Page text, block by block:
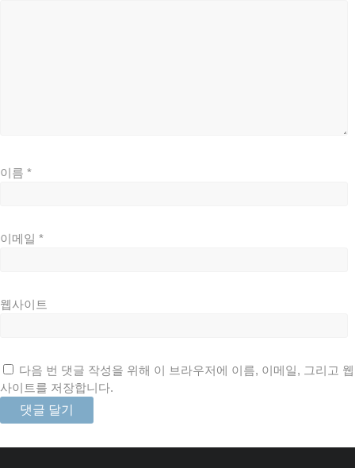
이름 *
이메일 *
웹사이트
다음 번 댓글 작성을 위해 이 브라우저에 이름, 이메일, 그리고 웹
사이트를 저장합니다.